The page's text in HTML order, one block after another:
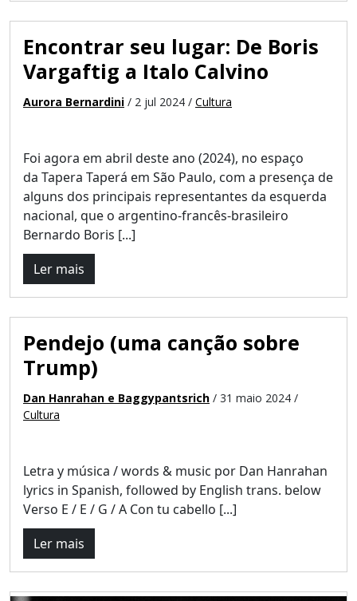
Encontrar seu lugar: De Boris
Vargaftig a Italo Calvino
Aurora Bernardini / 2 jul 2024 / Cultura
Foi agora em abril deste ano (2024), no espaço
da Tapera Taperá em São Paulo, com a presença de
alguns dos principais representantes da esquerda
nacional, que o argentino-francês-brasileiro
Bernardo Boris [...]
Ler mais
Pendejo (uma canção sobre
Trump)
Dan Hanrahan e Baggypantsrich / 31 maio 2024 /
Cultura
Letra y música / words & music por Dan Hanrahan
lyrics in Spanish, followed by English trans. below
Verso E / E / G / A Con tu cabello [...]
Ler mais